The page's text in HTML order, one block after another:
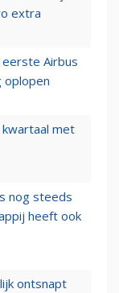
extra
Airbus
oplopen
met
nog steeds
heeft ook
ontsnapt